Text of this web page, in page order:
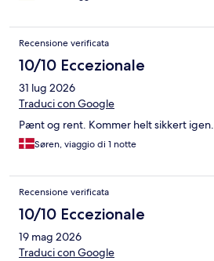
Recensione verificata
10/10 Eccezionale
31 lug 2026
Traduci con Google
Pænt og rent. Kommer helt sikkert igen.
Søren, viaggio di 1 notte
Recensione verificata
10/10 Eccezionale
19 mag 2026
Traduci con Google